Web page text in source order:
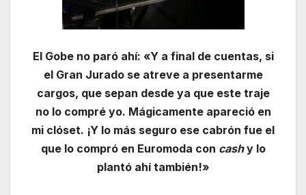
El Gobe no paró ahí: «Y a final de cuentas, si
el Gran Jurado se atreve a presentarme
cargos, que sepan desde ya que este traje
no lo compré yo. Mágicamente apareció en
mi clóset. ¡Y lo más seguro ese cabrón fue el
que lo compró en Euromoda con cashy lo
plantó ahí también!»